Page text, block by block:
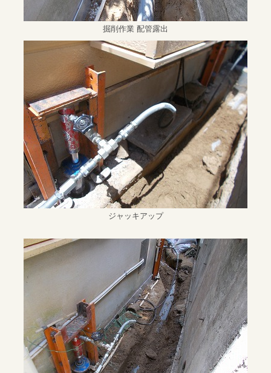
掘削作業 配管露出
ジャッキアップ